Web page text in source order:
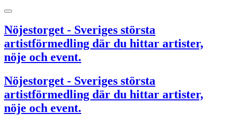
Nöjestorget - Sveriges största
artistförmedling där du hittar artister,
nöje och event.
Nöjestorget - Sveriges största
artistförmedling där du hittar artister,
nöje och event.